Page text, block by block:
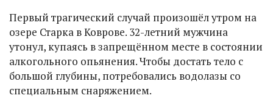
Первый трагический случай произошёл утром на
озере Старка в Коврове. 32-летний мужчина
утонул, купаясь в запрещённом месте в состоянии
алкогольного опьянения. Чтобы достать тело с
большой глубины, потребовались водолазы со
специальным снаряжением.